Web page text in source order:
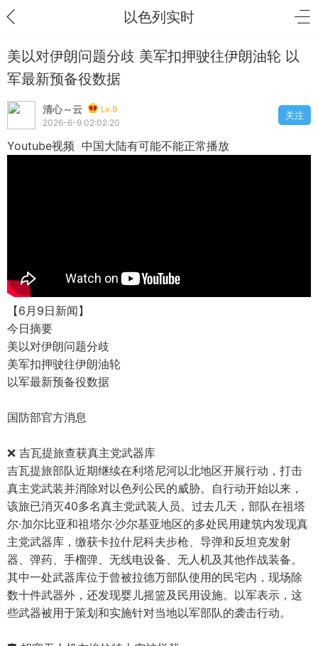
以色列实时
美以对伊朗问题分歧 美军扣押驶往伊朗油轮 以
军最新预备役数据
清心～云
Lv.9
2026-6-9 02:02:20
关注
Youtube视频 中国大陆有可能不能正常播放
【6月9日新闻】
今日摘要
美以对伊朗问题分歧
美军扣押驶往伊朗油轮
以军最新预备役数据
国防部官方消息
❌ 吉瓦提旅查获真主党武器库
吉瓦提旅部队近期继续在利塔尼河以北地区开展行动，打击
真主党武装并消除对以色列公民的威胁。自行动开始以来，
该旅已消灭40多名真主党武装人员。过去几天，部队在祖塔
尔·加尔比亚和祖塔尔·沙尔基亚地区的多处民用建筑内发现真
主党武器库，缴获卡拉什尼科夫步枪、导弹和反坦克发射
器、弹药、手榴弹、无线电设备、无人机及其他作战装备。
其中一处武器库位于曾被拉德万部队使用的民宅内，现场除
数十件武器外，还发现婴儿摇篮及民用设施。以军表示，这
些武器被用于策划和实施针对当地以军部队的袭击行动。